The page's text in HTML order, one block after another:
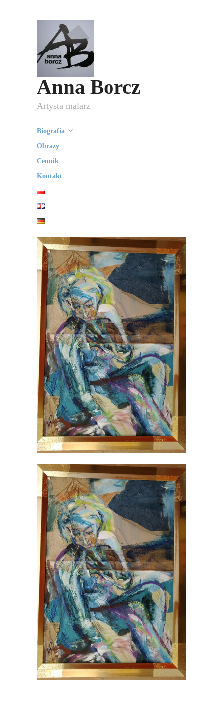
Anna Borcz
Artysta malarz
Biografia
Obrazy
Cennik
Kontakt